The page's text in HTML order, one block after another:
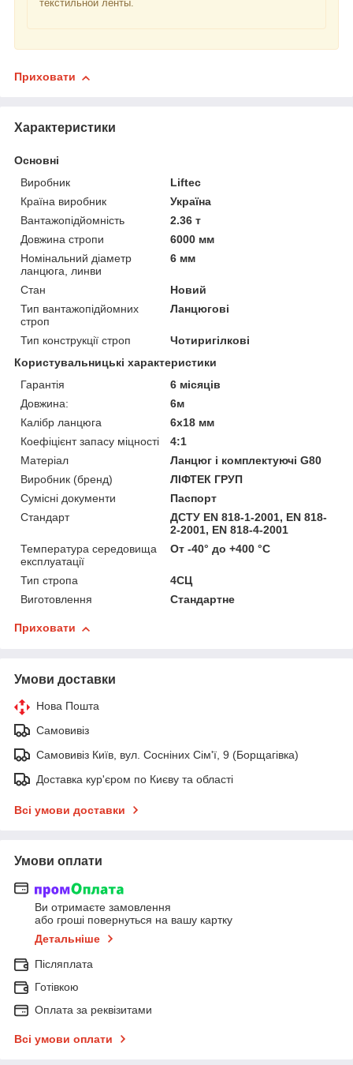
текстильной ленты.
Приховати
Характеристики
Основні
Виробник
Liftec
Країна виробник
Україна
Вантажопідйомність
2.36 т
Довжина стропи
6000 мм
Номінальний діаметр
ланцюга, линви
6 мм
Стан
Новий
Тип вантажопідйомних
строп
Ланцюгові
Тип конструкції строп
Чотиригілкові
Користувальницькі характеристики
Гарантія
6 місяців
Довжина:
6м
Калібр ланцюга
6x18 мм
Коефіцієнт запасу міцності
4:1
Матеріал
Ланцюг і комплектуючі G80
Виробник (бренд)
ЛІФТЕК ГРУП
Сумісні документи
Паспорт
Стандарт
ДСТУ EN 818-1-2001, EN 818-
2-2001, EN 818-4-2001
Температура середовища
експлуатації
От -40° до +400 °С
Тип стропа
4СЦ
Виготовлення
Стандартне
Приховати
Умови доставки
Нова Пошта
Самовивіз
Самовивіз Київ, вул. Сосніних Сім'ї, 9 (Борщагівка)
Доставка кур'єром по Києву та області
Всі умови доставки
Умови оплати
Ви отримаєте замовлення
або гроші повернуться на вашу картку
Детальніше
Післяплата
Готівкою
Оплата за реквізитами
Всі умови оплати